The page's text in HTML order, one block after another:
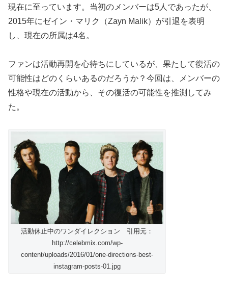
現在に至っています。当初のメンバーは5人であったが、
2015年にゼイン・マリク（Zayn Malik）が引退を表明
し、現在の所属は4名。
ファンは活動再開を心待ちにしているが、果たして復活の
可能性はどのくらいあるのだろうか？今回は、メンバーの
性格や現在の活動から、その復活の可能性を推測してみ
た。
活動休止中のワンダイレクション 引用元：
http://celebmix.com/wp-
content/uploads/2016/01/one-directions-best-
instagram-posts-01.jpg